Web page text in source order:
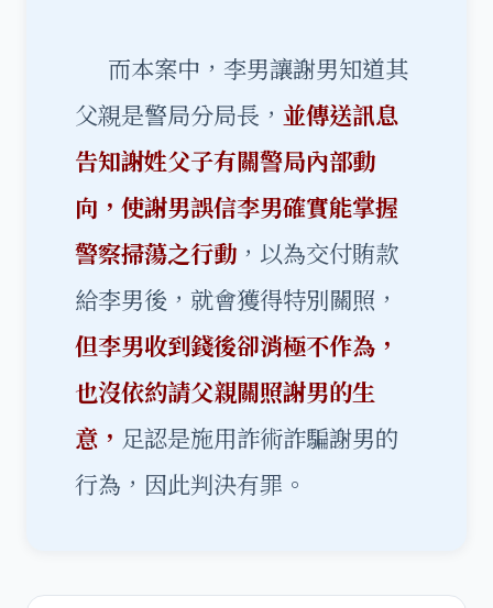
而本案中，李男讓謝男知道其
父親是警局分局長， 並傳送訊息
告知謝姓父子有關警局內部動
向，使謝男誤信李男確實能掌握
警察掃蕩之行動 ，以為交付賄款
給李男後，就會獲得特別關照，
但李男收到錢後卻消極不作為，
也沒依約請父親關照謝男的生
意， 足認是施用詐術詐騙謝男的
行為，因此判決有罪。